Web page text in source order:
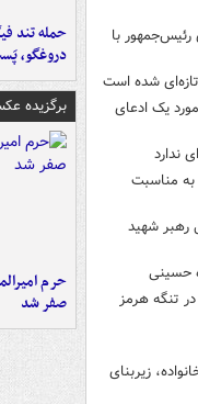
با
تازه‌ای شده است
یک ادعای
ندارد
مناسبت
رهبر شهید
حسینی
تنگه هرمز
زیربنای
حمله تند
دروغگو،
برگزیده
حرم
صفر شد